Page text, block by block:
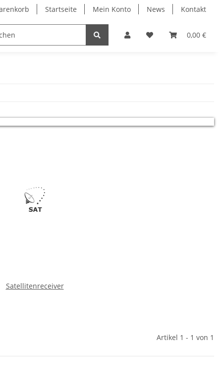
Startseite Mein Konto News Kontakt
0,00 €
Bauelemente
Satellitenreceiver
Artikel 1 - 1 von 1